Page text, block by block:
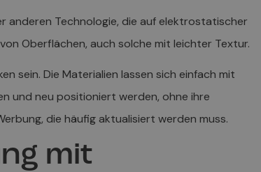
anderen Technologie, die auf elektrostatischer
Oberflächen, auch solche mit leichter Textur.
sein. Die Materialien lassen sich einfach mit
und neu positioniert werden, ohne ihre
die häufig aktualisiert werden muss.
mit